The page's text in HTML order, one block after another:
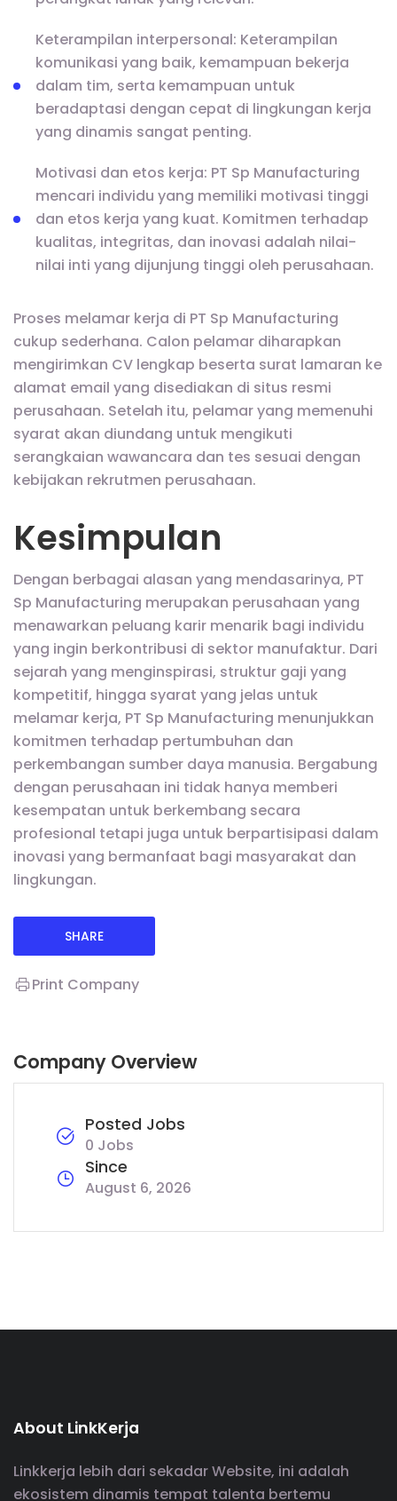
Keterampilan interpersonal: Keterampilan
komunikasi yang baik, kemampuan bekerja
dalam tim, serta kemampuan untuk
beradaptasi dengan cepat di lingkungan kerja
yang dinamis sangat penting.
Motivasi dan etos kerja: PT Sp Manufacturing
mencari individu yang memiliki motivasi tinggi
dan etos kerja yang kuat. Komitmen terhadap
kualitas, integritas, dan inovasi adalah nilai-
nilai inti yang dijunjung tinggi oleh perusahaan.
Proses melamar kerja di PT Sp Manufacturing
cukup sederhana. Calon pelamar diharapkan
mengirimkan CV lengkap beserta surat lamaran ke
alamat email yang disediakan di situs resmi
perusahaan. Setelah itu, pelamar yang memenuhi
syarat akan diundang untuk mengikuti
serangkaian wawancara dan tes sesuai dengan
kebijakan rekrutmen perusahaan.
Kesimpulan
Dengan berbagai alasan yang mendasarinya, PT
Sp Manufacturing merupakan perusahaan yang
menawarkan peluang karir menarik bagi individu
yang ingin berkontribusi di sektor manufaktur. Dari
sejarah yang menginspirasi, struktur gaji yang
kompetitif, hingga syarat yang jelas untuk
melamar kerja, PT Sp Manufacturing menunjukkan
komitmen terhadap pertumbuhan dan
perkembangan sumber daya manusia. Bergabung
dengan perusahaan ini tidak hanya memberi
kesempatan untuk berkembang secara
profesional tetapi juga untuk berpartisipasi dalam
inovasi yang bermanfaat bagi masyarakat dan
lingkungan.
SHARE
Print Company
Company Overview
Posted Jobs
0 Jobs
Since
August 6, 2026
About LinkKerja
Linkkerja lebih dari sekadar Website, ini adalah
ekosistem dinamis tempat talenta bertemu